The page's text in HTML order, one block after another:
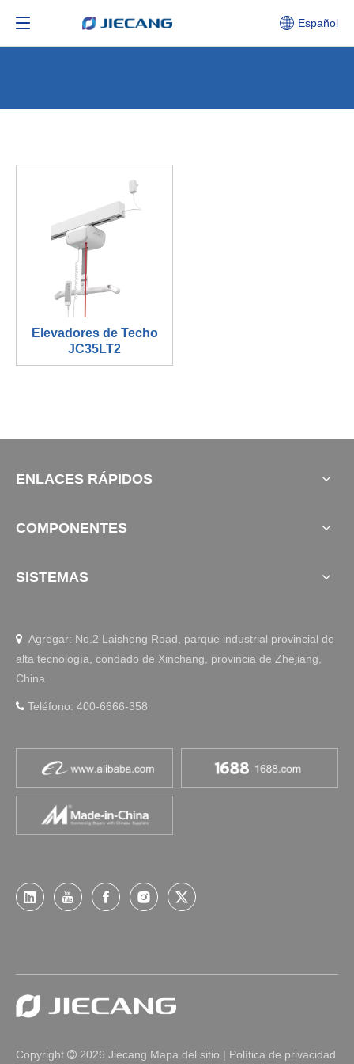
Español
Elevadores de Techo
JC35LT2
ENLACES RÁPIDOS
COMPONENTES
SISTEMAS
 Agregar: No.2 Laisheng Road, parque industrial provincial de
alta tecnología, condado de Xinchang, provincia de Zhejiang,
China
 Teléfono: 400-6666-358
Copyright  2026 Jiecang Mapa del sitio | Política de privacidad